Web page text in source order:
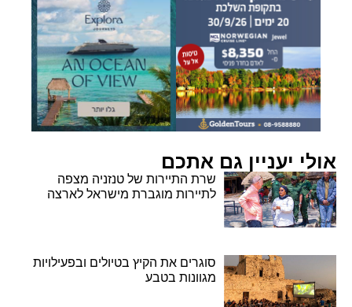
אולי יעניין גם אתכם
שרת התיירות של טנזניה מצפה
לתיירות מוגברת מישראל לארצה
סוגרים את הקיץ בטיולים ובפעילויות
מגוונות בטבע